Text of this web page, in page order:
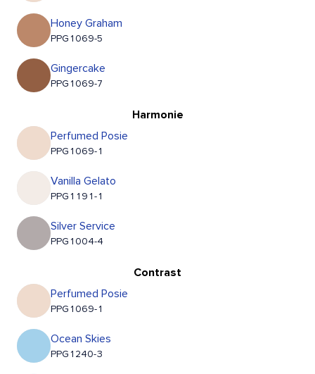
Honey Graham
PPG1069-5
Gingercake
PPG1069-7
Harmonie
Perfumed Posie
PPG1069-1
Vanilla Gelato
PPG1191-1
Silver Service
PPG1004-4
Contrast
Perfumed Posie
PPG1069-1
Ocean Skies
PPG1240-3